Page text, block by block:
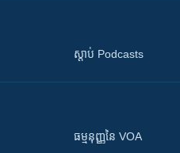
ស្តាប់ Podcasts
ធម្មនុញ្ញ​នៃ VOA